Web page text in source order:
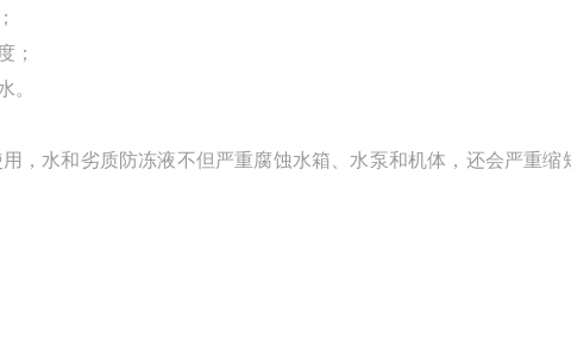
；
。
，水和劣质防冻液不但严重腐蚀水箱、水泵和机体，还会严重缩